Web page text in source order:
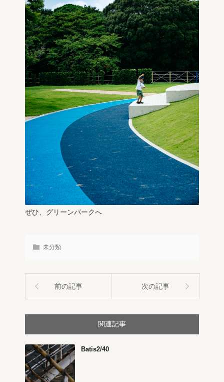
ぜひ、グリーンパークへ
未分類
前の記事 次の記事
関連記事
Batis2/40